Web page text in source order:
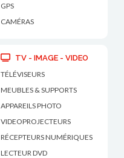
GPS
CAMÉRAS
TV - IMAGE - VIDEO
TÉLÉVISEURS
MEUBLES & SUPPORTS
APPAREILS PHOTO
VIDEOPROJECTEURS
RÉCEPTEURS NUMÉRIQUES
LECTEUR DVD